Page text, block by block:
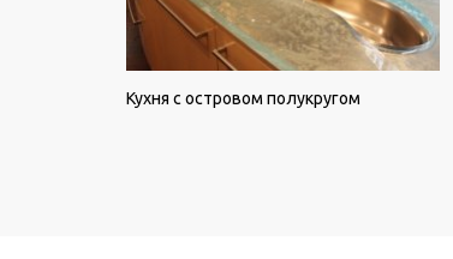
Кухня с островом полукругом